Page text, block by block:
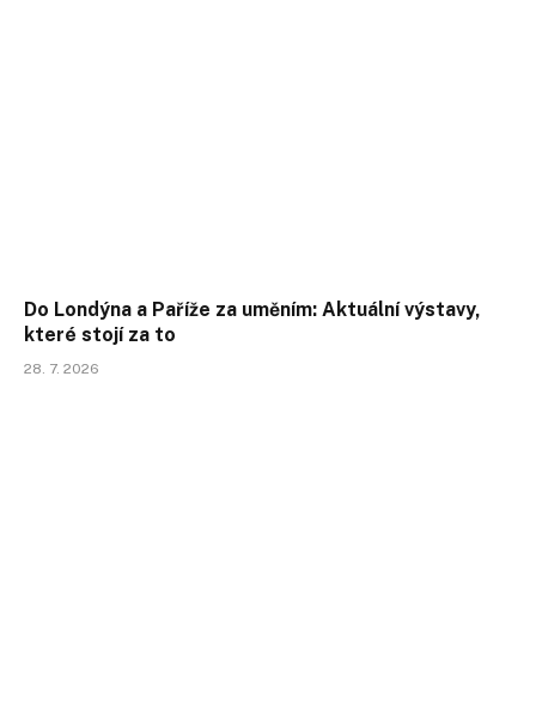
Do Londýna a Paříže za uměním: Aktuální výstavy,
které stojí za to
28. 7. 2026